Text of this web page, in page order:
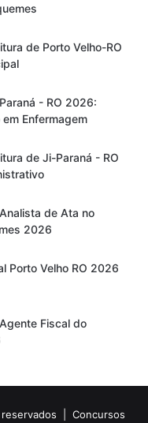
de Porto Velho-RO
- RO 2026:
Enfermagem
de Ji-Paraná - RO
de Ata no
2026
Porto Velho RO 2026
Fiscal do
| Concursos